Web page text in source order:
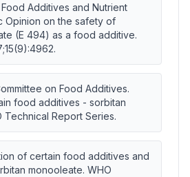
Food Additives and Nutrient
Opinion on the safety of
(E 494) as a food additive.
on Food Additives.
food additives - sorbitan
Technical Report Series.
of certain food additives and
monooleate. WHO